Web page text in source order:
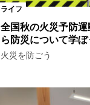
ライフ
全国秋の火災予防
ら防災について学ぼ
火災を防ごう